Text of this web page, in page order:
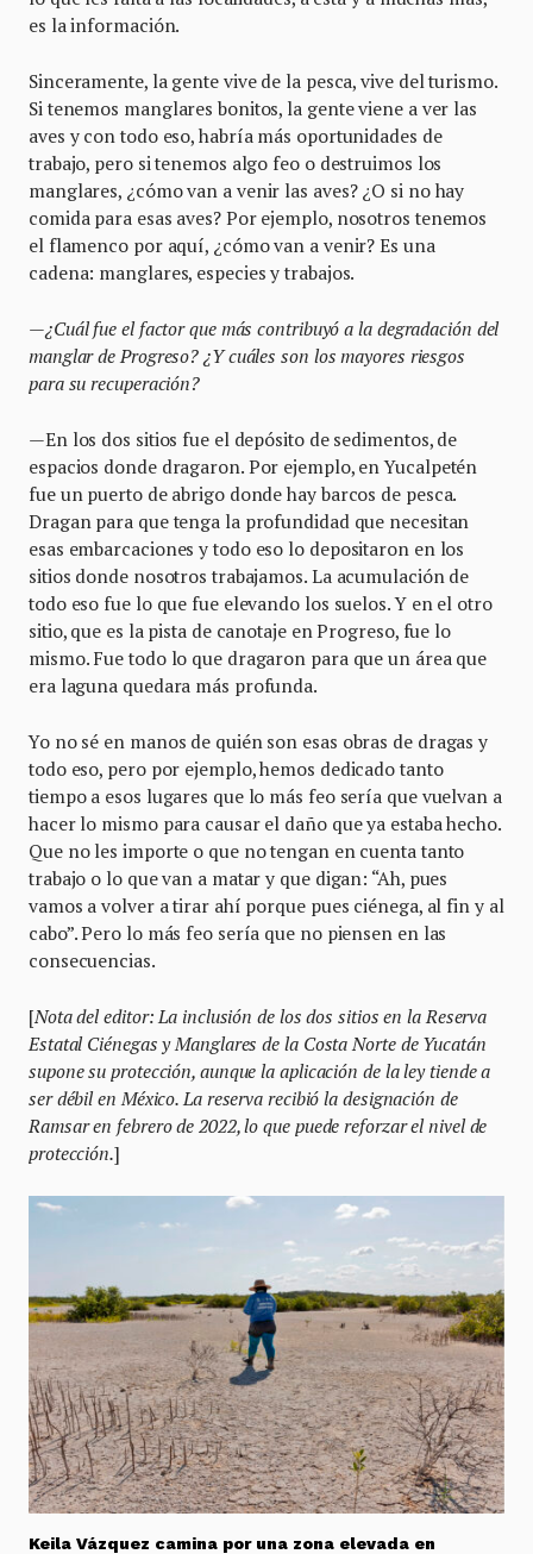
es la información.
Sinceramente, la gente vive de la pesca, vive del turismo.
Si tenemos manglares bonitos, la gente viene a ver las
aves y con todo eso, habría más oportunidades de
trabajo, pero si tenemos algo feo o destruimos los
manglares, ¿cómo van a venir las aves? ¿O si no hay
comida para esas aves? Por ejemplo, nosotros tenemos
el flamenco por aquí, ¿cómo van a venir? Es una
cadena: manglares, especies y trabajos.
—¿Cuál fue el factor que más contribuyó a la degradación del
manglar de Progreso? ¿Y cuáles son los mayores riesgos
para su recuperación?
—En los dos sitios fue el depósito de sedimentos, de
espacios donde dragaron. Por ejemplo, en Yucalpetén
fue un puerto de abrigo donde hay barcos de pesca.
Dragan para que tenga la profundidad que necesitan
esas embarcaciones y todo eso lo depositaron en los
sitios donde nosotros trabajamos. La acumulación de
todo eso fue lo que fue elevando los suelos. Y en el otro
sitio, que es la pista de canotaje en Progreso, fue lo
mismo. Fue todo lo que dragaron para que un área que
era laguna quedara más profunda.
Yo no sé en manos de quién son esas obras de dragas y
todo eso, pero por ejemplo, hemos dedicado tanto
tiempo a esos lugares que lo más feo sería que vuelvan a
hacer lo mismo para causar el daño que ya estaba hecho.
Que no les importe o que no tengan en cuenta tanto
trabajo o lo que van a matar y que digan: “Ah, pues
vamos a volver a tirar ahí porque pues ciénega, al fin y al
cabo”. Pero lo más feo sería que no piensen en las
consecuencias.
[Nota del editor: La inclusión de los dos sitios en la Reserva
Estatal Ciénegas y Manglares de la Costa Norte de Yucatán
supone su protección, aunque la aplicación de la ley tiende a
ser débil en México. La reserva recibió la designación de
Ramsar en febrero de 2022, lo que puede reforzar el nivel de
protección.]
Keila Vázquez camina por una zona elevada en